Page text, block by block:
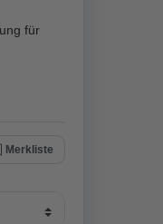
für
Merkliste